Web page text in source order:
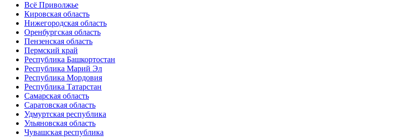
Всё Приволжье
Кировская область
Нижегородская область
Оренбургская область
Пензенская область
Пермский край
Республика Башкортостан
Республика Марий Эл
Республика Мордовия
Республика Татарстан
Самарская область
Саратовская область
Удмуртская республика
Ульяновская область
Чувашская республика